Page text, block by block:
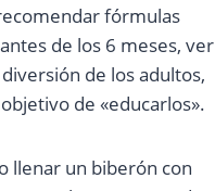
fórmulas
de los 6 meses, ver
de los adultos,
de «educarlos».
llenar un biberón con